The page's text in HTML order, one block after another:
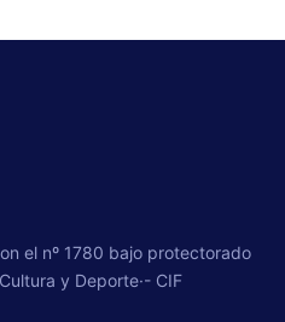
el nº 1780 bajo protectorado
y Deporte·- CIF